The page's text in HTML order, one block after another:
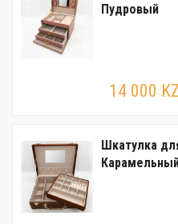
Пудровый
14 000
Шкатулка